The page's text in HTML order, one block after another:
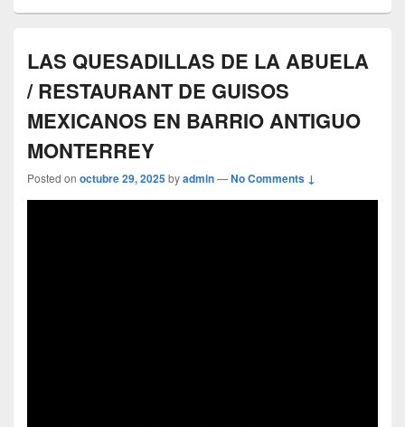
LAS QUESADILLAS DE LA ABUELA
/ RESTAURANT DE GUISOS
MEXICANOS EN BARRIO ANTIGUO
MONTERREY
Posted on octubre 29, 2025byadmin—No Comments ↓